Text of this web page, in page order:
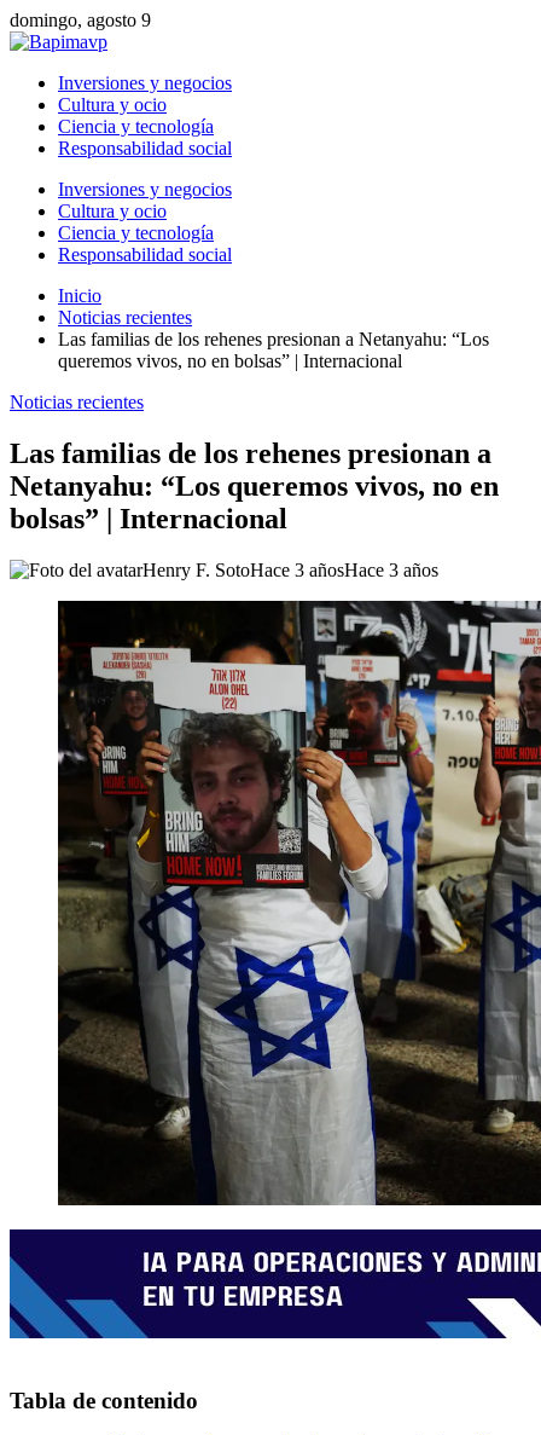
domingo, agosto 9
Inversiones y negocios
Cultura y ocio
Ciencia y tecnología
Responsabilidad social
Inversiones y negocios
Cultura y ocio
Ciencia y tecnología
Responsabilidad social
Inicio
Noticias recientes
Las familias de los rehenes presionan a Netanyahu: “Los
queremos vivos, no en bolsas” | Internacional
Noticias recientes
Las familias de los rehenes presionan a
Netanyahu: “Los queremos vivos, no en
bolsas” | Internacional
Henry F. SotoHace 3 añosHace 3 años
Tabla de contenido